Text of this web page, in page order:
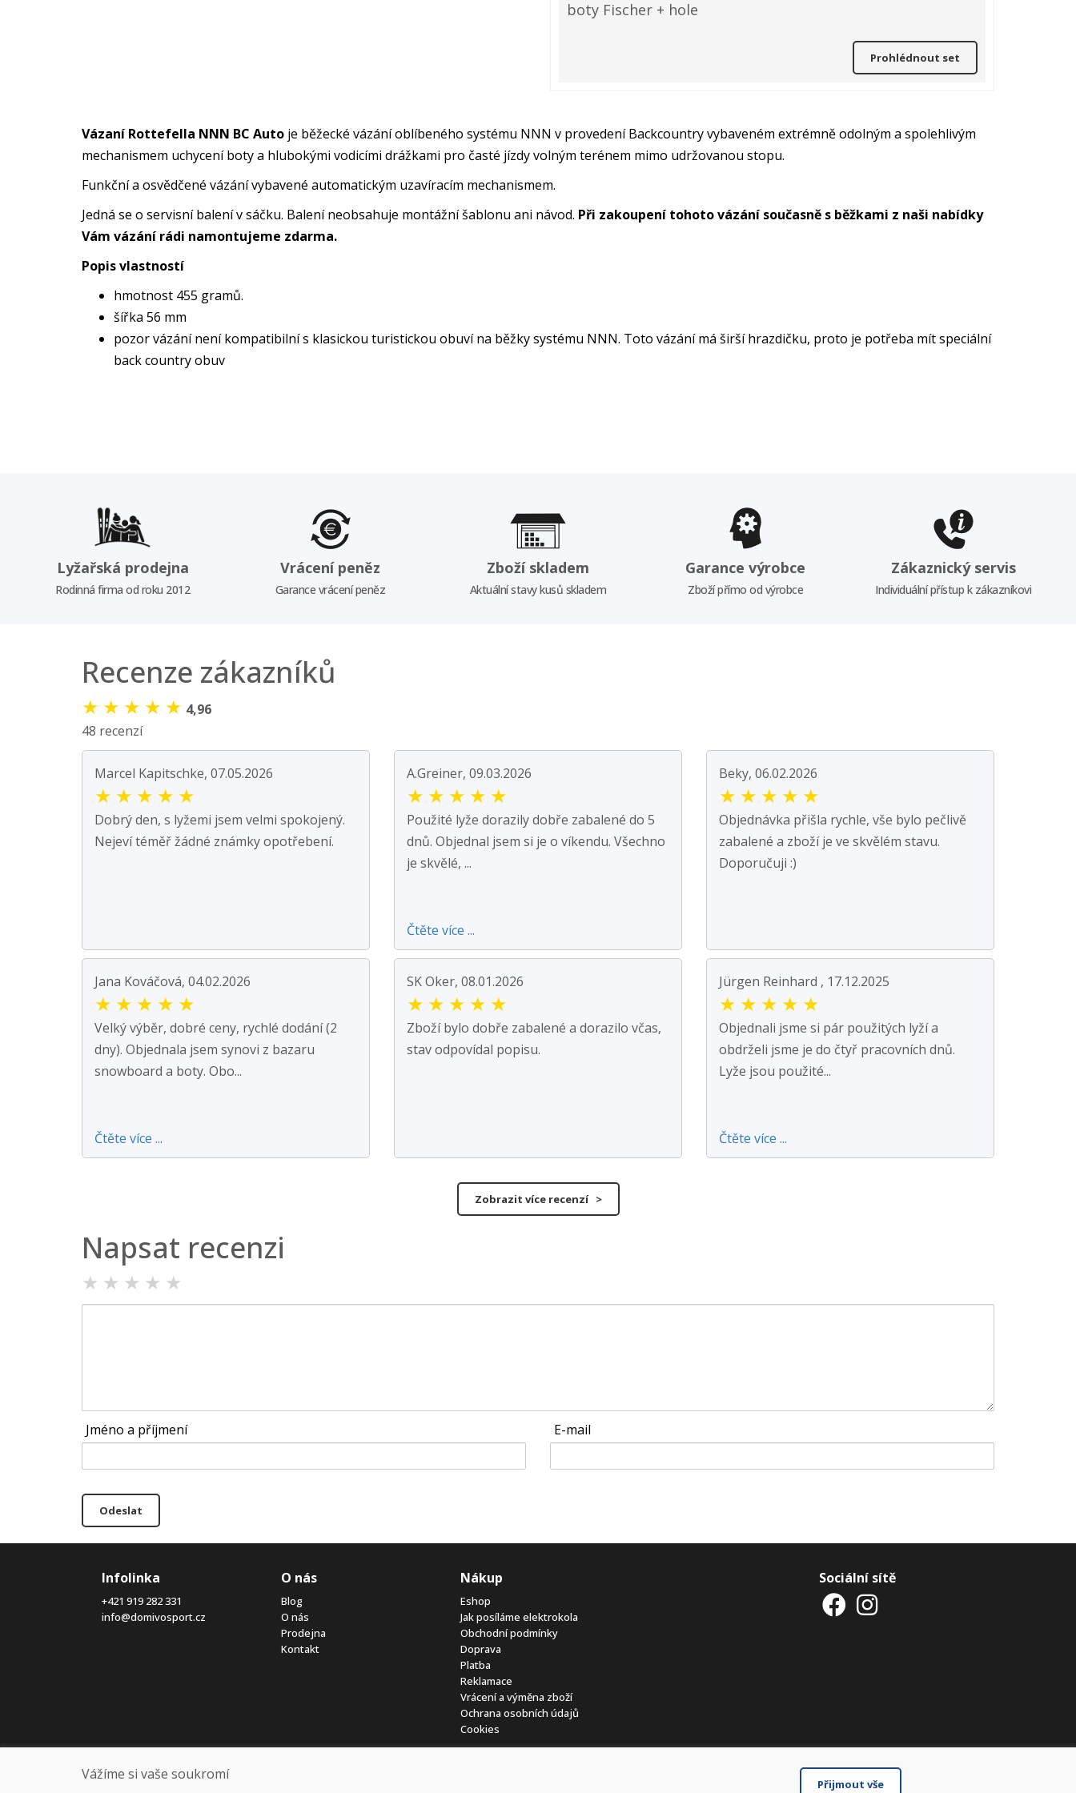
boty Fischer + hole
Prohlédnout set
Vázaní Rottefella NNN BC Auto je běžecké vázání oblíbeného systému NNN v provedení Backcountry vybaveném extrémně odolným a spolehlivým
mechanismem uchycení boty a hlubokými vodicími drážkami pro časté jízdy volným terénem mimo udržovanou stopu.
Funkční a osvědčené vázání vybavené automatickým uzavíracím mechanismem.
Jedná se o servisní balení v sáčku. Balení neobsahuje montážní šablonu ani návod. Při zakoupení tohoto vázání současně s běžkami z naši nabídky
Vám vázání rádi namontujeme zdarma.
Popis vlastností
hmotnost 455 gramů.
šířka 56 mm
pozor vázání není kompatibilní s klasickou turistickou obuví na běžky systému NNN. Toto vázání má širší hrazdičku, proto je potřeba mít speciální
back country obuv
Lyžařská prodejna
Rodinná firma od roku 2012
Vrácení peněz
Garance vrácení peněz
Zboží skladem
Aktuální stavy kusů skladem
Garance výrobce
Zboží přímo od výrobce
Zákaznický servis
Individuální přístup k zákazníkovi
Recenze zákazníků
★ ★ ★ ★ ★ 4,96
48 recenzí
Marcel Kapitschke, 07.05.2026
★ ★ ★ ★ ★
Dobrý den, s lyžemi jsem velmi spokojený.
Nejeví téměř žádné známky opotřebení.
A.Greiner, 09.03.2026
★ ★ ★ ★ ★
Použité lyže dorazily dobře zabalené do 5
dnů. Objednal jsem si je o víkendu. Všechno
je skvělé, ...
Čtěte více ...
Beky, 06.02.2026
★ ★ ★ ★ ★
Objednávka přišla rychle, vše bylo pečlivě
zabalené a zboží je ve skvělém stavu.
Doporučuji :)
Jana Kováčová, 04.02.2026
★ ★ ★ ★ ★
Velký výběr, dobré ceny, rychlé dodání (2
dny). Objednala jsem synovi z bazaru
snowboard a boty. Obo...
Čtěte více ...
SK Oker, 08.01.2026
★ ★ ★ ★ ★
Zboží bylo dobře zabalené a dorazilo včas,
stav odpovídal popisu.
Jürgen Reinhard , 17.12.2025
★ ★ ★ ★ ★
Objednali jsme si pár použitých lyží a
obdrželi jsme je do čtyř pracovních dnů.
Lyže jsou použité...
Čtěte více ...
Zobrazit více recenzí >
Napsat recenzi
★ ★ ★ ★ ★
Jméno a příjmení E-mail
Odeslat
Infolinka
+421 919 282 331
info@domivosport.cz
O nás
Blog
O nás
Prodejna
Kontakt
Nákup
Eshop
Jak posíláme elektrokola
Obchodní podmínky
Doprava
Platba
Reklamace
Vrácení a výměna zboží
Ochrana osobních údajů
Cookies
Sociální sítě
Vážíme si vaše soukromí
Přijmout vše